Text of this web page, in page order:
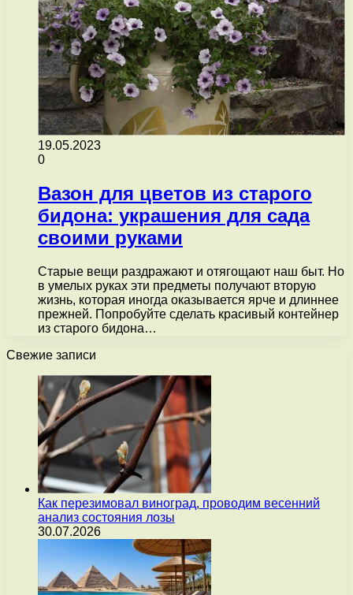
19.05.2023
0
Вазон для цветов из старого
бидона: украшения для сада
своими руками
Старые вещи раздражают и отягощают наш быт. Но
в умелых руках эти предметы получают вторую
жизнь, которая иногда оказывается ярче и длиннее
прежней. Попробуйте сделать красивый контейнер
из старого бидона…
Свежие записи
Как перезимовал виноград, проводим весенний
анализ состояния лозы
30.07.2026